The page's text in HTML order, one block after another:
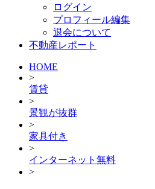
ログイン
プロフィール編集
退会について
不動産レポート
HOME
>
賃貸
>
景観が抜群
>
家具付き
>
インターネット無料
>